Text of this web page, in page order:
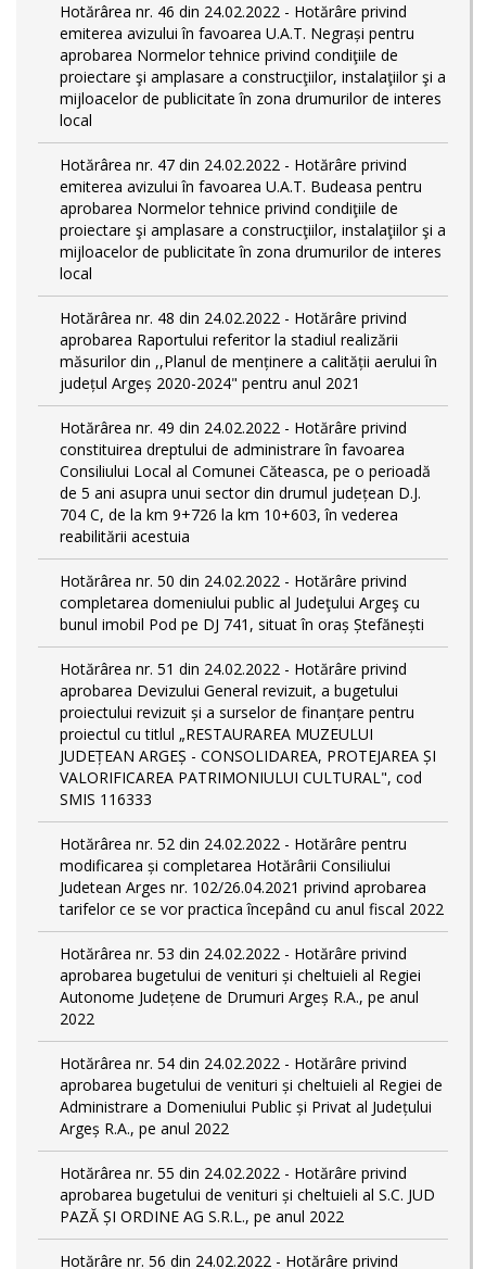
Hotărârea nr. 46 din 24.02.2022 - Hotărâre privind
emiterea avizului în favoarea U.A.T. Negrași pentru
aprobarea Normelor tehnice privind condiţiile de
proiectare şi amplasare a construcţiilor, instalaţiilor şi a
mijloacelor de publicitate în zona drumurilor de interes
local
Hotărârea nr. 47 din 24.02.2022 - Hotărâre privind
emiterea avizului în favoarea U.A.T. Budeasa pentru
aprobarea Normelor tehnice privind condiţiile de
proiectare şi amplasare a construcţiilor, instalaţiilor şi a
mijloacelor de publicitate în zona drumurilor de interes
local
Hotărârea nr. 48 din 24.02.2022 - Hotărâre privind
aprobarea Raportului referitor la stadiul realizării
măsurilor din ,,Planul de menținere a calității aerului în
județul Argeș 2020-2024" pentru anul 2021
Hotărârea nr. 49 din 24.02.2022 - Hotărâre privind
constituirea dreptului de administrare în favoarea
Consiliului Local al Comunei Căteasca, pe o perioadă
de 5 ani asupra unui sector din drumul județean D.J.
704 C, de la km 9+726 la km 10+603, în vederea
reabilitării acestuia
Hotărârea nr. 50 din 24.02.2022 - Hotărâre privind
completarea domeniului public al Judeţului Argeş cu
bunul imobil Pod pe DJ 741, situat în oraș Ștefănești
Hotărârea nr. 51 din 24.02.2022 - Hotărâre privind
aprobarea Devizului General revizuit, a bugetului
proiectului revizuit și a surselor de finanțare pentru
proiectul cu titlul „RESTAURAREA MUZEULUI
JUDEȚEAN ARGEȘ - CONSOLIDAREA, PROTEJAREA ȘI
VALORIFICAREA PATRIMONIULUI CULTURAL", cod
SMIS 116333
Hotărârea nr. 52 din 24.02.2022 - Hotărâre pentru
modificarea și completarea Hotărârii Consiliului
Judetean Arges nr. 102/26.04.2021 privind aprobarea
tarifelor ce se vor practica începând cu anul fiscal 2022
Hotărârea nr. 53 din 24.02.2022 - Hotărâre privind
aprobarea bugetului de venituri și cheltuieli al Regiei
Autonome Județene de Drumuri Argeș R.A., pe anul
2022
Hotărârea nr. 54 din 24.02.2022 - Hotărâre privind
aprobarea bugetului de venituri și cheltuieli al Regiei de
Administrare a Domeniului Public și Privat al Județului
Argeș R.A., pe anul 2022
Hotărârea nr. 55 din 24.02.2022 - Hotărâre privind
aprobarea bugetului de venituri și cheltuieli al S.C. JUD
PAZĂ ȘI ORDINE AG S.R.L., pe anul 2022
Hotărâre nr. 56 din 24.02.2022 - Hotărâre privind